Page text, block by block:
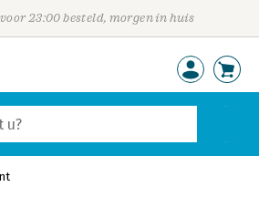
23:00 besteld, morgen in huis